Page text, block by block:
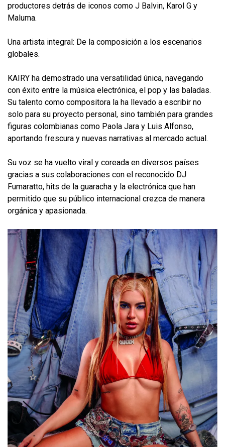
productores detrás de iconos como J Balvin, Karol G y
Maluma.
Una artista integral: De la composición a los escenarios
globales.
KAIRY ha demostrado una versatilidad única, navegando
con éxito entre la música electrónica, el pop y las baladas.
Su talento como compositora la ha llevado a escribir no
solo para su proyecto personal, sino también para grandes
figuras colombianas como Paola Jara y Luis Alfonso,
aportando frescura y nuevas narrativas al mercado actual.
Su voz se ha vuelto viral y coreada en diversos países
gracias a sus colaboraciones con el reconocido DJ
Fumaratto, hits de la guaracha y la electrónica que han
permitido que su público internacional crezca de manera
orgánica y apasionada.